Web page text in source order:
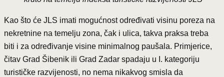
Kao što će JLS imati mogućnost određivati visinu poreza na
nekretnine na temelju zona, čak i ulica, takva praksa treba
biti i za određivanje visine minimalnog paušala. Primjerice,
čitav Grad Šibenik ili Grad Zadar spadaju u I. kategoriju
turističke razvijenosti, no nema nikakvog smisla da